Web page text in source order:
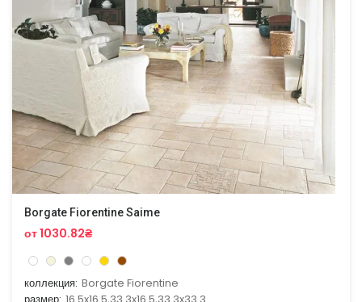
Borgate Fiorentine Saime
от 1030.82₴
коллекция: Borgate Fiorentine